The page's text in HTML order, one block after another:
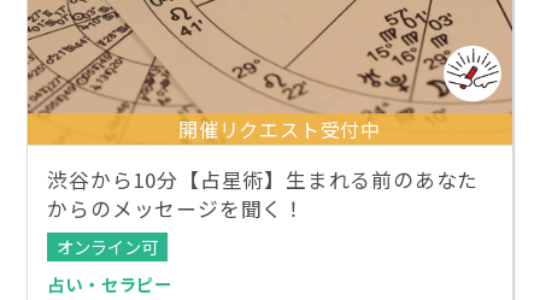
開催リクエスト受付中
渋谷から10分【占星術】生まれる前のあなた
からのメッセージを聞く！
オンライン可
占い・セラピー